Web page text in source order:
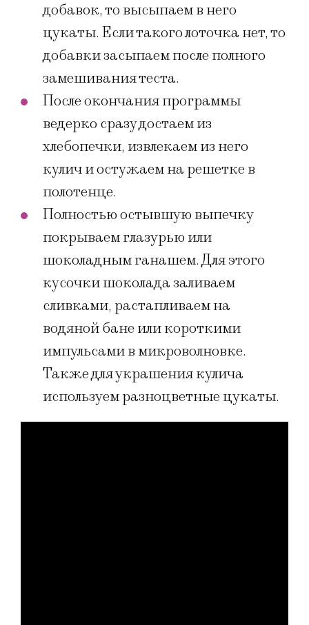
добавок, то высыпаем в него
цукаты. Если такого лоточка нет, то
добавки засыпаем после полного
замешивания теста.
После окончания программы
ведерко сразу достаем из
хлебопечки, извлекаем из него
кулич и остужаем на решетке в
полотенце.
Полностью остывшую выпечку
покрываем глазурью или
шоколадным ганашем. Для этого
кусочки шоколада заливаем
сливками, растапливаем на
водяной бане или короткими
импульсами в микроволновке.
Также для украшения кулича
используем разноцветные цукаты.